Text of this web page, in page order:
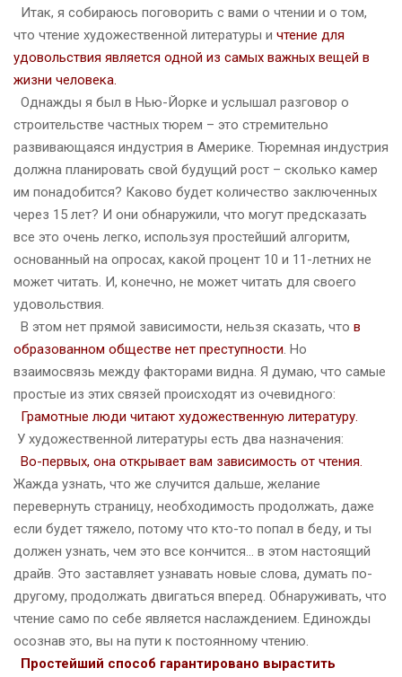
Итак, я собираюсь поговорить с вами о чтении и о том,
что чтение художественной литературы и чтение для
удовольствия является одной из самых важных вещей в
жизни человека.
Однажды я был в Нью-Йорке и услышал разговор о
строительстве частных тюрем – это стремительно
развивающаяся индустрия в Америке. Тюремная индустрия
должна планировать свой будущий рост – сколько камер
им понадобится? Каково будет количество заключенных
через 15 лет? И они обнаружили, что могут предсказать
все это очень легко, используя простейший алгоритм,
основанный на опросах, какой процент 10 и 11-летних не
может читать. И, конечно, не может читать для своего
удовольствия.
В этом нет прямой зависимости, нельзя сказать, что в
образованном обществе нет преступности. Но
взаимосвязь между факторами видна. Я думаю, что самые
простые из этих связей происходят из очевидного:
Грамотные люди читают художественную литературу.
У художественной литературы есть два назначения:
Во-первых, она открывает вам зависимость от чтения.
Жажда узнать, что же случится дальше, желание
перевернуть страницу, необходимость продолжать, даже
если будет тяжело, потому что кто-то попал в беду, и ты
должен узнать, чем это все кончится… в этом настоящий
драйв. Это заставляет узнавать новые слова, думать по-
другому, продолжать двигаться вперед. Обнаруживать, что
чтение само по себе является наслаждением. Единожды
осознав это, вы на пути к постоянному чтению.
Простейший способ гарантировано вырастить